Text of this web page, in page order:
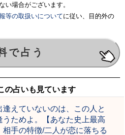
場合がございます。
等の取扱いについてに従い、目的外の
の占いも見ています
逢えていないのは、この人と
うためよ。【あなた史上最高
相手の特徴/二人が恋に落ちる